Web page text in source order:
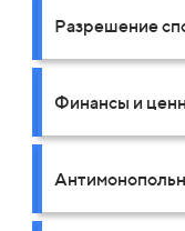
Разрешение
Финансы и